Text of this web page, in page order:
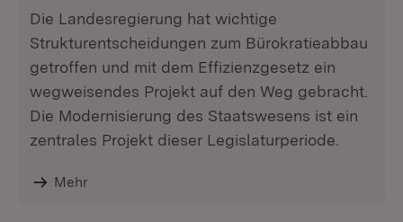
Die Landesregierung hat wichtige
Strukturentscheidungen zum Bürokratieabbau
getroffen und mit dem Effizienzgesetz ein
wegweisendes Projekt auf den Weg gebracht.
Die Modernisierung des Staatswesens ist ein
zentrales Projekt dieser Legislaturperiode.
Mehr